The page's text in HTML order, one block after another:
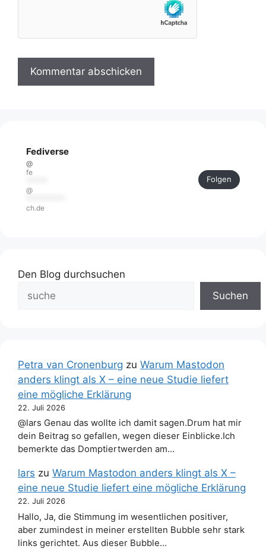
Fediverse
@
fe
@
ch.de
Folgen
Den Blog durchsuchen
Suchen
Petra van Cronenburg zu Warum Mastodon
anders klingt als X – eine neue Studie liefert
eine mögliche Erklärung
22. Juli 2026
@lars Genau das wollte ich damit sagen.Drum hat mir
dein Beitrag so gefallen, wegen dieser Einblicke.Ich
bemerkte das Domptiertwerden am…
lars zu Warum Mastodon anders klingt als X –
eine neue Studie liefert eine mögliche Erklärung
22. Juli 2026
Hallo, Ja, die Stimmung im wesentlichen positiver,
aber zumindest in meiner erstellten Bubble sehr stark
links gerichtet. Aus dieser Bubble…